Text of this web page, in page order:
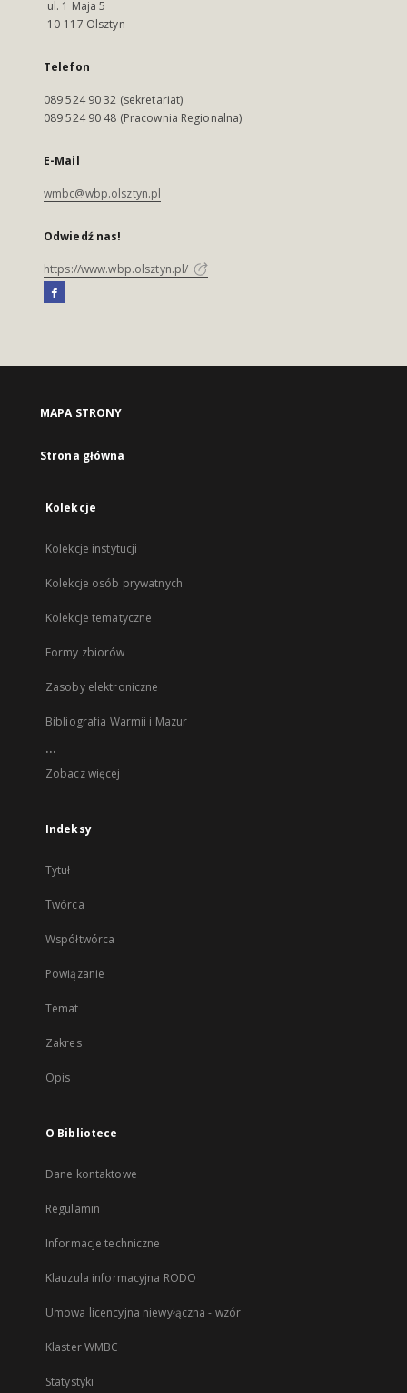
ul. 1 Maja 5
10-117 Olsztyn
Telefon
089 524 90 32 (sekretariat)
089 524 90 48 (Pracownia Regionalna)
E-Mail
wmbc@wbp.olsztyn.pl
Odwiedź nas!
https://www.wbp.olsztyn.pl/
MAPA STRONY
Strona główna
Kolekcje
Kolekcje instytucji
Kolekcje osób prywatnych
Kolekcje tematyczne
Formy zbiorów
Zasoby elektroniczne
Bibliografia Warmii i Mazur
...
Zobacz więcej
Indeksy
Tytuł
Twórca
Współtwórca
Powiązanie
Temat
Zakres
Opis
O Bibliotece
Dane kontaktowe
Regulamin
Informacje techniczne
Klauzula informacyjna RODO
Umowa licencyjna niewyłączna - wzór
Klaster WMBC
Statystyki